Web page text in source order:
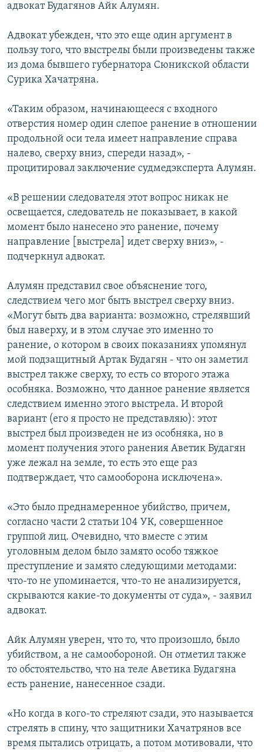
адвокат Будагянов Айк Алумян.
Адвокат убежден, что это еще один аргумент в
пользу того, что выстрелы были произведены также
из дома бывшего губернатора Сюникской области
Сурика Хачатряна.
«Таким образом, начинающееся с входного
отверстия номер один слепое ранение в отношении
продольной оси тела имеет направление справа
налево, сверху вниз, спереди назад», -
процитировал заключение судмедэксперта Алумян.
«В решении следователя этот вопрос никак не
освещается, следователь не показывает, в какой
момент было нанесено это ранение, почему
направление [выстрела] идет сверху вниз», -
подчеркнул адвокат.
Алумян представил свое объяснение того,
следствием чего мог быть выстрел сверху вниз.
«Могут быть два варианта: возможно, стрелявший
был наверху, и в этом случае это именно то
ранение, о котором в своих показаниях упомянул
мой подзащитный Артак Будагян - что он заметил
выстрел также сверху, то есть со второго этажа
особняка. Возможно, что данное ранение является
следствием именно этого выстрела. И второй
вариант (его я просто не представляю): этот
выстрел был произведен не из особняка, но в
момент получения этого ранения Аветик Будагян
уже лежал на земле, то есть это еще раз
подтверждает, что самооборона исключена».
«Это было преднамеренное убийство, причем,
согласно части 2 статьи 104 УК, совершенное
группой лиц. Очевидно, что вместе с этим
уголовным делом было замято особо тяжкое
преступление и замято следующими методами:
что-то не упоминается, что-то не анализируется,
скрываются какие-то документы от суда», - заявил
адвокат.
Айк Алумян уверен, что то, что произошло, было
убийством, а не самообороной. Он отметил также
то обстоятельство, что на теле Аветика Будагяна
есть ранение, нанесенное сзади.
«Но когда в кого-то стреляют сзади, это называется
стрелять в спину, что защитники Хачатрянов все
время пытались отрицать, а потом мотивовали, что